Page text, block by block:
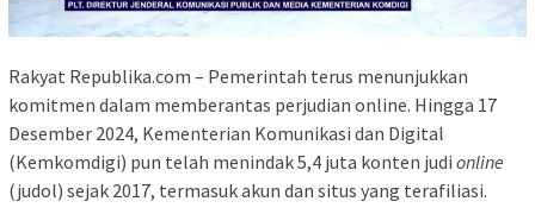
Rakyat Republika.com – Pemerintah terus menunjukkan
komitmen dalam memberantas perjudian online. Hingga 17
Desember 2024, Kementerian Komunikasi dan Digital
(Kemkomdigi) pun telah menindak 5,4 juta konten judi online
(judol) sejak 2017, termasuk akun dan situs yang terafiliasi.